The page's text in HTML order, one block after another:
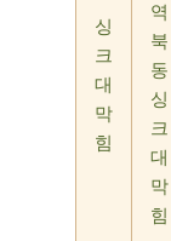
싱
크
대
막
힘
역
북
동
싱
크
대
막
힘